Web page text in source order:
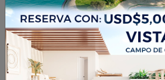
1/32